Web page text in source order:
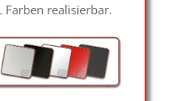
Farben realisierbar.